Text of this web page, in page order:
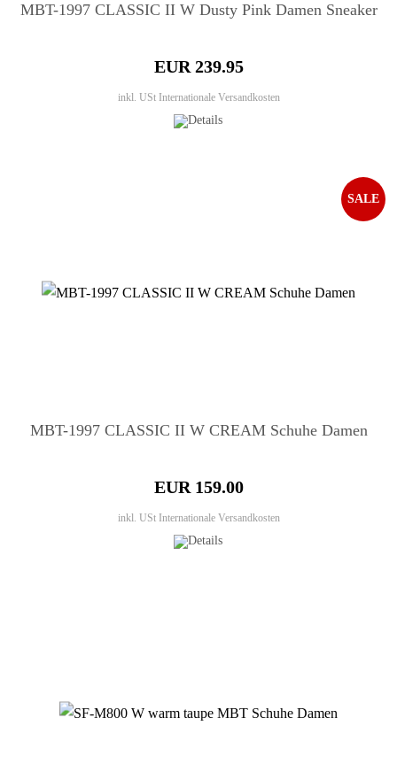
MBT-1997 CLASSIC II W Dusty Pink Damen Sneaker
EUR 239.95
inkl. USt Internationale Versandkosten
MBT-1997 CLASSIC II W CREAM Schuhe Damen
EUR 159.00
inkl. USt Internationale Versandkosten
SALE